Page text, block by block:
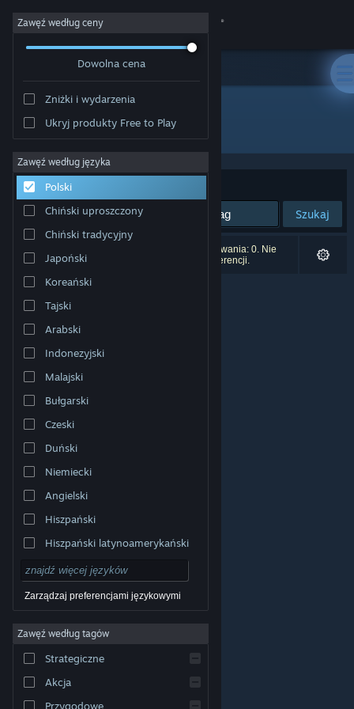
Zaloguj się
Społeczność
Informacje
Wsparcie
Zmień język
Pobierz aplikację mobilną Steam
Wersja przeglądarkowa
© Valve Corporation. Wszelkie prawa zastrzeżone.
właścicieli w Stanach Zjednoczonych i innych krajach.
dostępu
Umowa użytkownika Steam
pieniędzy |Ciasteczka
Zawęź według ceny
Dowolna cena
Zniżki i wydarzenia
Ukryj produkty Free to Play
Zawęź według języka
Polski
Chiński uproszczony
Chiński tradycyjny
Japoński
Koreański
Tajski
Arabski
Indonezyjski
Malajski
Bułgarski
Czeski
Duński
Niemiecki
Angielski
Hiszpański
Hiszpański latynoamerykański
Zarządzaj preferencjami językowymi
Zawęź według tagów
Strategiczne
Akcja
Przygodowe
Producent: Natsumi
Sortuj według:
Szukaj
Liczba wyników pasujących do twojego wyszukiwania: 0. Nie
uwzględniono 1 tytułu na podstawie twoich preferencji.